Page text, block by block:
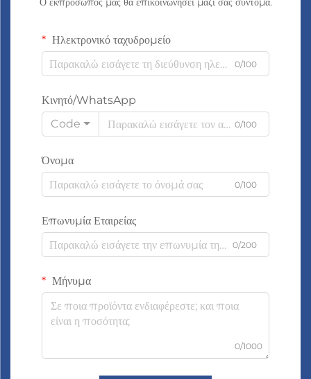
Ηλεκτρονικό ταχυδρομείο
0/100
Κινητό/WhatsApp
Code
0/100
Όνομα
0/100
Επωνυμία Εταιρείας
0/200
Μήνυμα
0/1000